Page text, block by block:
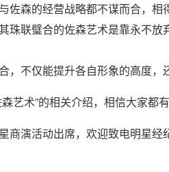
佐森的经营战略都不谋而合，
珠联璧合的佐森艺术是靠永不放
，不仅能提升各自形象的高度，
艺术”的相关介绍，相信大家都有
商演活动出席，欢迎致电明星